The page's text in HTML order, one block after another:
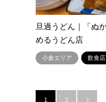
旦過うどん｜「ぬ
めるうどん店
小倉エリア 飲食
1 2 